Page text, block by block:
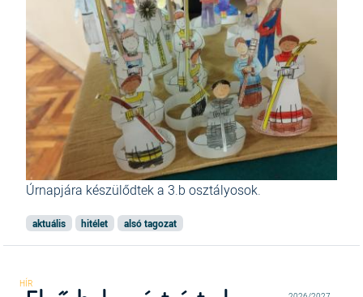
Úrnapjára készülődtek a 3.b osztályosok.
aktuális hitélet alsó tagozat